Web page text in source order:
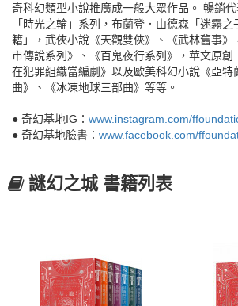
奇科幻類型小說推廣成一般大眾作品。 暢銷
「時光之輪」系列，布蘭登．山德森「迷霧
籍」，武俠小說《天觀雙俠》、《武林舊事》
市傳說系列》、《百鬼夜行系列》，華文原創
在犯罪組織當編劇》以及歐美科幻小說《亞特
曲》、《冰凍地球三部曲》等等。
● 奇幻基地IG： www.instagram.com/
● 奇幻基地臉書： www.facebook.com/
謎幻之城 書籍列表